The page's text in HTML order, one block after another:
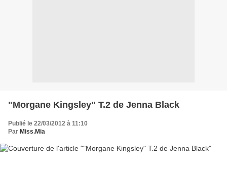
"Morgane Kingsley" T.2 de Jenna Black
Publié le 22/03/2012 à 11:10
Par Miss.Mia